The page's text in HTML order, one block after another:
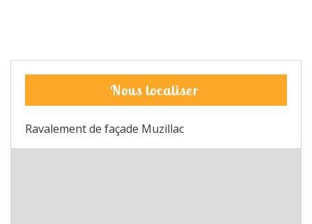
Nous localiser
Ravalement de façade Muzillac